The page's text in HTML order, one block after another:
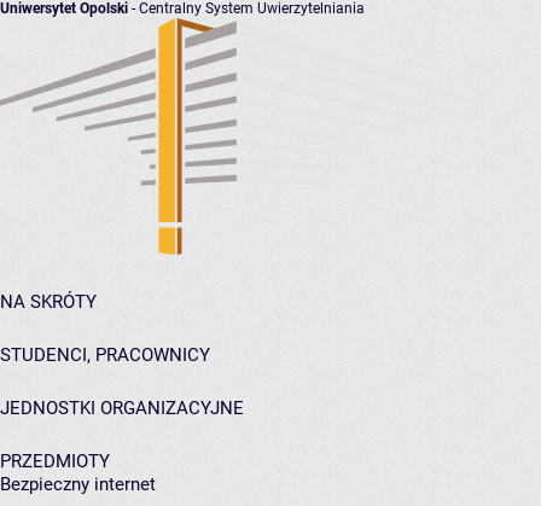
Uniwersytet Opolski - Centralny System Uwierzytelniania
NA SKRÓTY
STUDENCI, PRACOWNICY
JEDNOSTKI ORGANIZACYJNE
PRZEDMIOTY
Bezpieczny internet